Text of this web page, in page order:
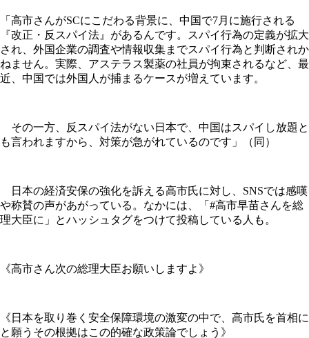
「高市さんがSCにこだわる背景に、中国で7月に施行される
『改正・反スパイ法』があるんです。スパイ行為の定義が拡大
され、外国企業の調査や情報収集までスパイ行為と判断されか
ねません。実際、アステラス製薬の社員が拘束されるなど、最
近、中国では外国人が捕まるケースが増えています。
その一方、反スパイ法がない日本で、中国はスパイし放題と
も言われますから、対策が急がれているのです」（同）
日本の経済安保の強化を訴える高市氏に対し、SNSでは感嘆
や称賛の声があがっている。なかには、「#高市早苗さんを総
理大臣に」とハッシュタグをつけて投稿している人も。
《高市さん次の総理大臣お願いしますよ》
《日本を取り巻く安全保障環境の激変の中で、高市氏を首相に
と願うその根拠はこの的確な政策論でしょう》